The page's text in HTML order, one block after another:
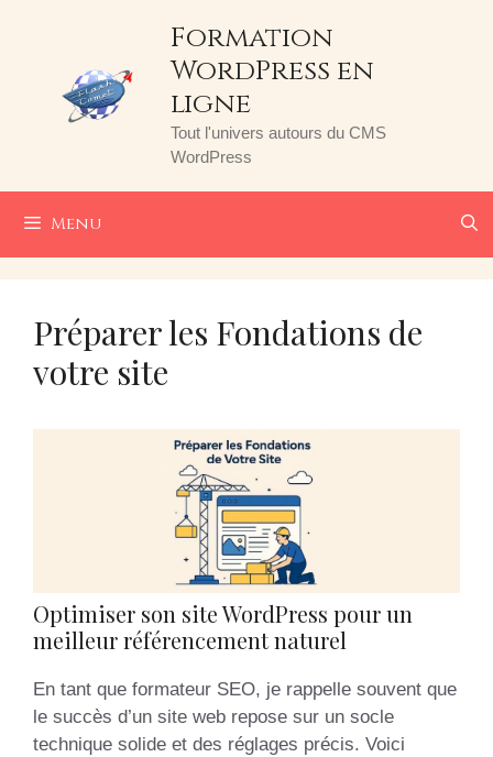
Formation
WordPress en
ligne
Tout l'univers autours du CMS
WordPress
Menu
Préparer les Fondations de
votre site
Optimiser son site WordPress pour un
meilleur référencement naturel
En tant que formateur SEO, je rappelle souvent que
le succès d’un site web repose sur un socle
technique solide et des réglages précis. Voici